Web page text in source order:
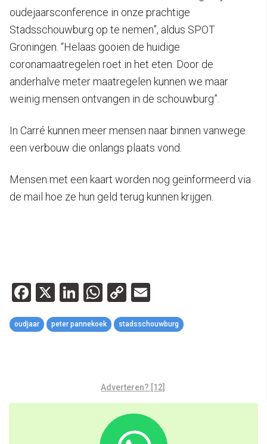
oudejaarsconference in onze prachtige
Stadsschouwburg op te nemen”, aldus SPOT
Groningen. “Helaas gooien de huidige
coronamaatregelen roet in het eten. Door de
anderhalve meter maatregelen kunnen we maar
weinig mensen ontvangen in de schouwburg”.
In Carré kunnen meer mensen naar binnen vanwege
een verbouw die onlangs plaats vond.
Mensen met een kaart worden nog geïnformeerd via
de mail hoe ze hun geld terug kunnen krijgen.
Facebook
X LinkedIn
WhatsApp
Copy
Link
oudjaar peter pannekoek stadsschouwburg
Adverteren? [12]